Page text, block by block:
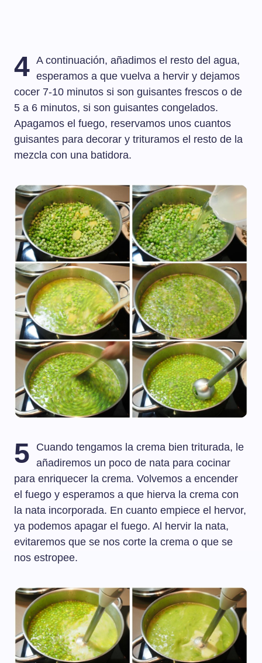
4 A continuación, añadimos el resto del agua,
esperamos a que vuelva a hervir y dejamos
cocer 7-10 minutos si son guisantes frescos o de
5 a 6 minutos, si son guisantes congelados.
Apagamos el fuego, reservamos unos cuantos
guisantes para decorar y trituramos el resto de la
mezcla con una batidora.
5
Cuando tengamos la crema bien triturada, le
añadiremos un poco de nata para cocinar
para enriquecer la crema. Volvemos a encender
el fuego y esperamos a que hierva la crema con
la nata incorporada. En cuanto empiece el hervor,
ya podemos apagar el fuego. Al hervir la nata,
evitaremos que se nos corte la crema o que se
nos estropee.